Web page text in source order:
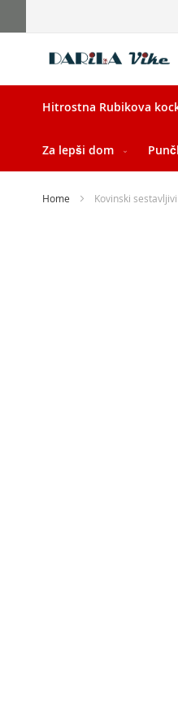
Content
Hitrostna Rubikova
Za lepši dom
Home Kovinski